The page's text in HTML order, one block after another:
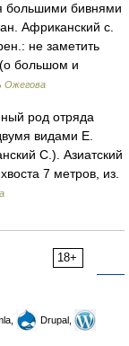
бивнями
Африканский с.
не заметить
(о большом и
Ожегова
род отряда
видами Е.
С.). Азиатский
7 метров, из.
18+
Drupal,